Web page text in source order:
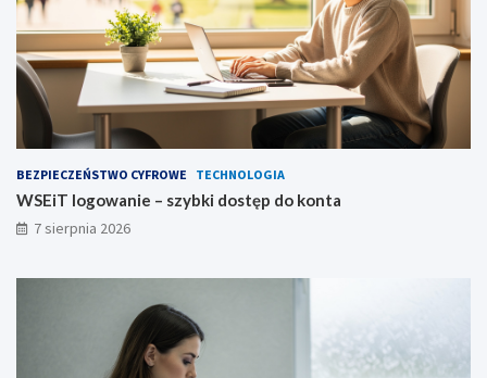
BEZPIECZEŃSTWO CYFROWE TECHNOLOGIA
WSEiT logowanie – szybki dostęp do konta
7 sierpnia 2026